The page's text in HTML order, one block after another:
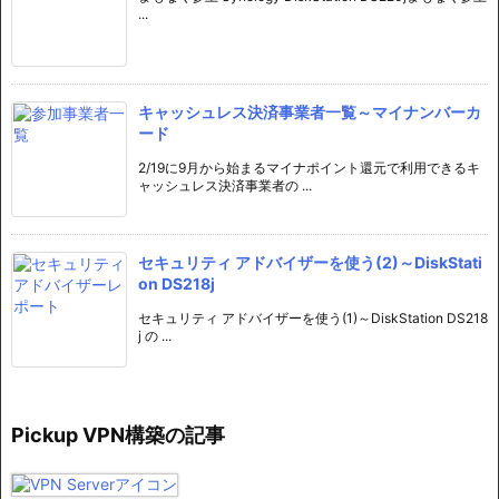
...
キャッシュレス決済事業者一覧～マイナンバーカ
ード
2/19に9月から始まるマイナポイント還元で利用できるキ
ャッシュレス決済事業者の ...
セキュリティ アドバイザーを使う(2)～DiskStati
on DS218j
セキュリティ アドバイザーを使う(1)～DiskStation DS218
j の ...
Pickup VPN構築の記事